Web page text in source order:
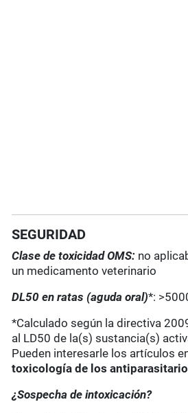
SEGURIDAD
Clase de toxicidad OMS: no
un medicamento veterinario
DL50 en ratas (aguda oral)*:
*Calculado según la directiva
al LD50 de la(s) sustancia(s)
Pueden interesarle los artículos
toxicología de los
¿Sospecha de intoxicación?